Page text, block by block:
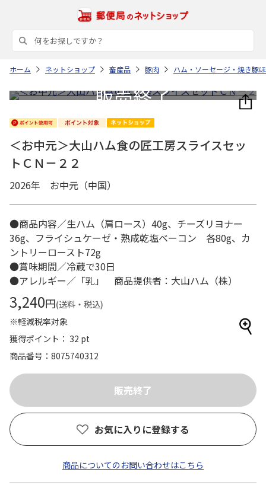
ホーム ネットショップ 畜産品 豚肉 ハム・ソーセージ・焼き豚
＜お中元＞大山ハム食の匠工房スライスセッ
トＣＮ－２２
2026年 お中元（中国）
●商品内容／生ハム（肩ロース）40g、チーズリヨナー
36g、フライシュケーゼ・熟成乾塩ベーコン 各80g、カ
ントリーロースト72g
●賞味期間／冷蔵で30日
●アレルギー／「乳」 商品提供者：大山ハム（株）
3,240円(送料・税込)
※軽減税率対象
獲得ポイント： 32 pt
商品番号
8075740312
お気に入りに登録する
商品についてのお問い合わせはこちら